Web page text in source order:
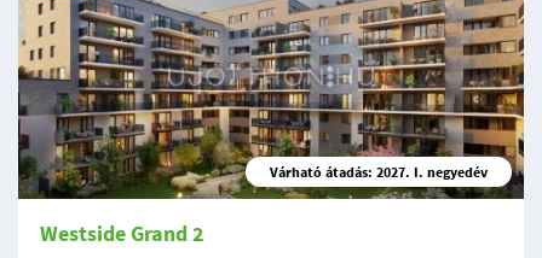
Várható átadás: 2027. I. negyedév
Westside Grand 2